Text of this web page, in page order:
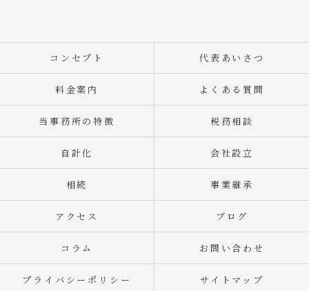
コンセプト 代表あいさつ
料金案内 よくある質問
当事務所の特徴 税務相談
自計化 会社設立
相続 事業継承
アクセス ブログ
コラム お問い合わせ
プライバシーポリシー サイトマップ